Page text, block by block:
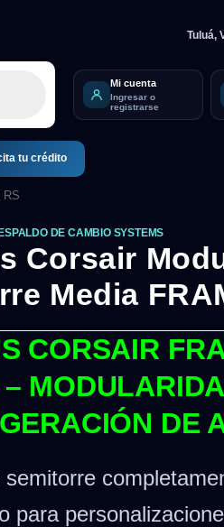
Tuluá,
Mi cuenta
Ingresar o
registrarse
tu crédito
RS
DE CAMBIO SYSTEMS
Corsair
Media
CORSAIR
DE
semitorre
para